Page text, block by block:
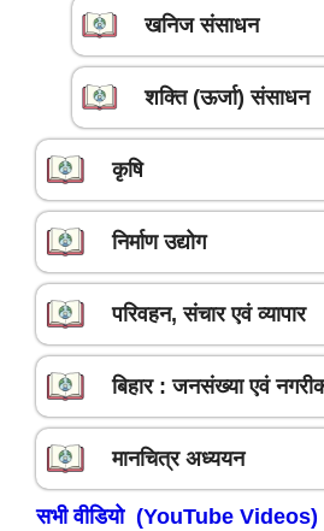
खनिज संसाधन
शक्ति (ऊर्जा) संसाधन
कृषि
निर्माण उद्योग
परिवहन, संचार एवं व्यापार
बिहार : जनसंख्या एवं
मानचित्र अध्ययन
सभी वीडियो (YouTube